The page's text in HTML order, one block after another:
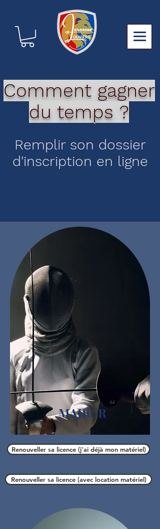
Comment gagner
du temps ?
Remplir son dossier
d'inscription en ligne
MAJEUR
Renouveller sa licence (j'ai déjà mon matériel)
Renouveller sa licence (avec location matériel)